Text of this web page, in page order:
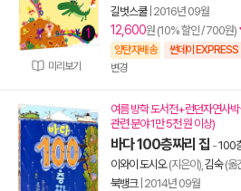
미리보기
길벗스쿨| 2016년 09월
12,600원 (10% 할인 / 700원)
양탄자배송 썬데이 EXPRESS
변경
여름 방학 도서전+런던자연사
관련 분야 1만 5천 원 이상)
바다 100층짜리 집 -100
이와이 도시오(지은이), 김숙(옮
북뱅크| 2014년 09월